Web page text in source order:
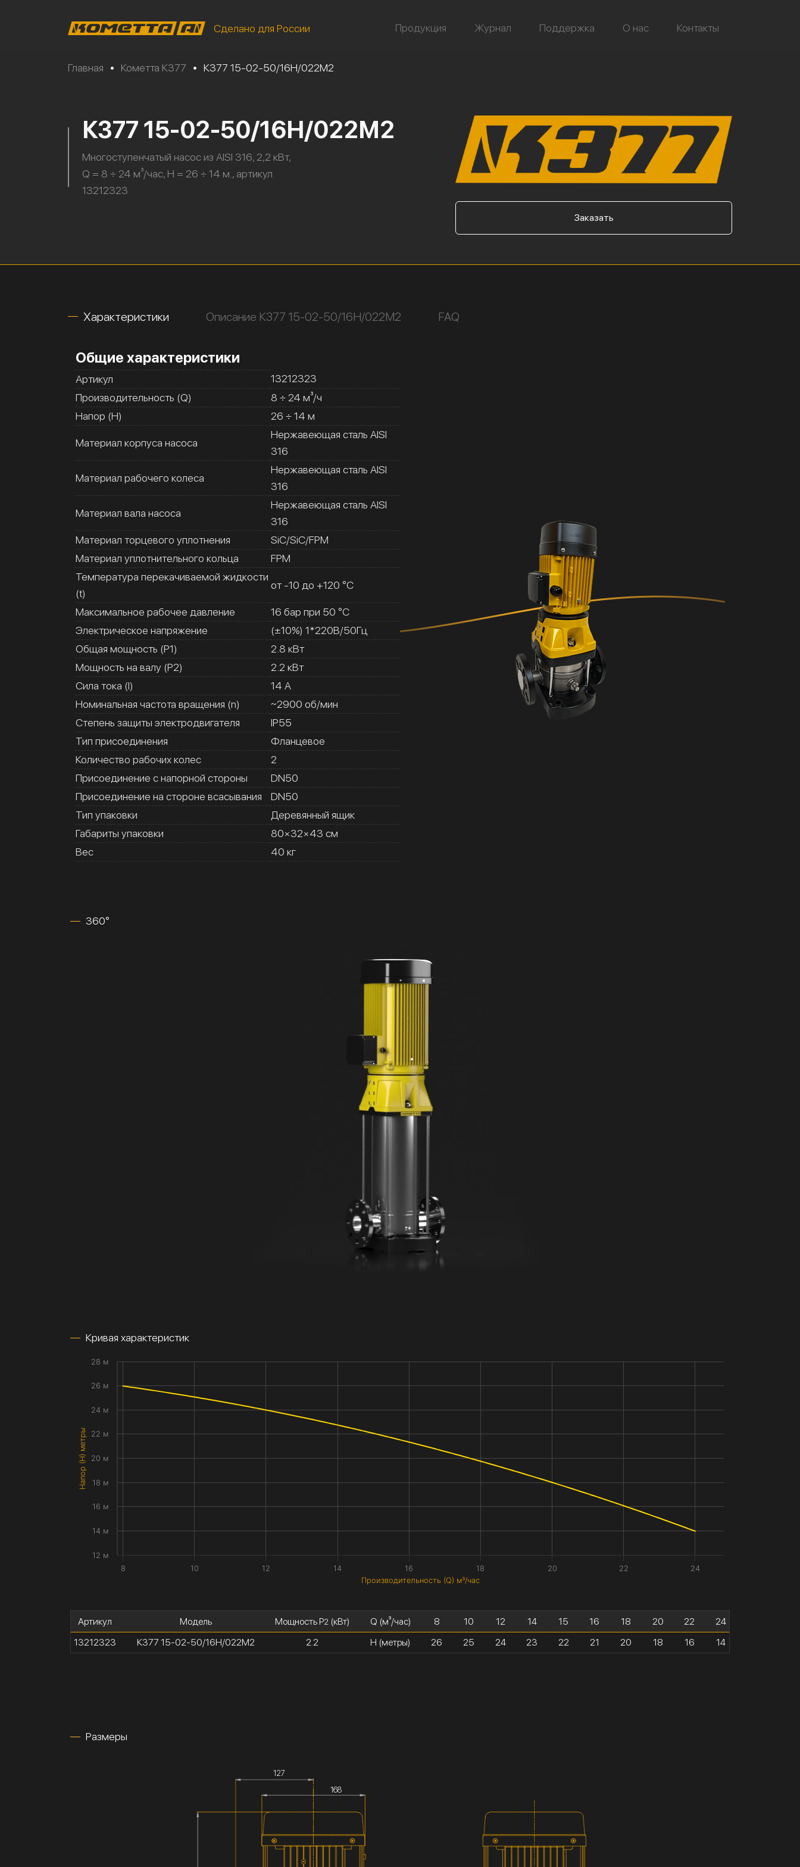
Сделано для России Продукция Журнал Поддержка О нас Контакты
Главная • Кометта К377 • К377 15-02-50/16Н/022М2
К377 15-02-50/16Н/022М2
Многоступенчатый насос из AISI 316, 2,2 кВт,
Q = 8 ÷ 24 м³/час, H = 26 ÷ 14 м., артикул
13212323
Заказать
Характеристики Описание К377 15-02-50/16Н/022М2 FAQ
Общие характеристики
Артикул
13212323
Производительность (Q)
8 ÷ 24 м³/ч
Напор (H)
26 ÷ 14 м
Материал корпуса насоса
Нержавеющая сталь AISI
316
Материал рабочего колеса
Нержавеющая сталь AISI
316
Материал вала насоса
Нержавеющая сталь AISI
316
Материал торцевого уплотнения
SiC/SiC/FPM
Материал уплотнительного кольца
FPM
Температура перекачиваемой жидкости
(t)
от -10 до +120 °C
Максимальное рабочее давление
16 бар при 50 °C
Электрическое напряжение
(±10%) 1*220В/50Гц
Общая мощность (Р1)
2.8 кВт
Мощность на валу (Р2)
2.2 кВт
Сила тока (I)
14 A
Номинальная частота вращения (n)
~2900 об/мин
Степень защиты электродвигателя
IP55
Тип присоединения
Фланцевое
Количество рабочих колес
2
Присоединение с напорной стороны
DN50
Присоединение на стороне всасывания
DN50
Тип упаковки
Деревянный ящик
Габариты упаковки
80×32×43 см
Вес
40 кг
360°
Кривая характеристик
Производительность (Q) м³/час
Напор (H) метры
8 10 12 14 16 18 20 22 24
12 м
14 м
16 м
18 м
20 м
22 м
24 м
26 м
28 м
Артикул
13212323
Модель
К377 15-02-50/16Н/022М2
Мощность P2 (кВт)
2.2
Q (м³/час)
H (метры)
8
26
10
25
12
24
14
23
15
22
16
21
18
20
20
18
22
16
24
14
Размеры
127
168